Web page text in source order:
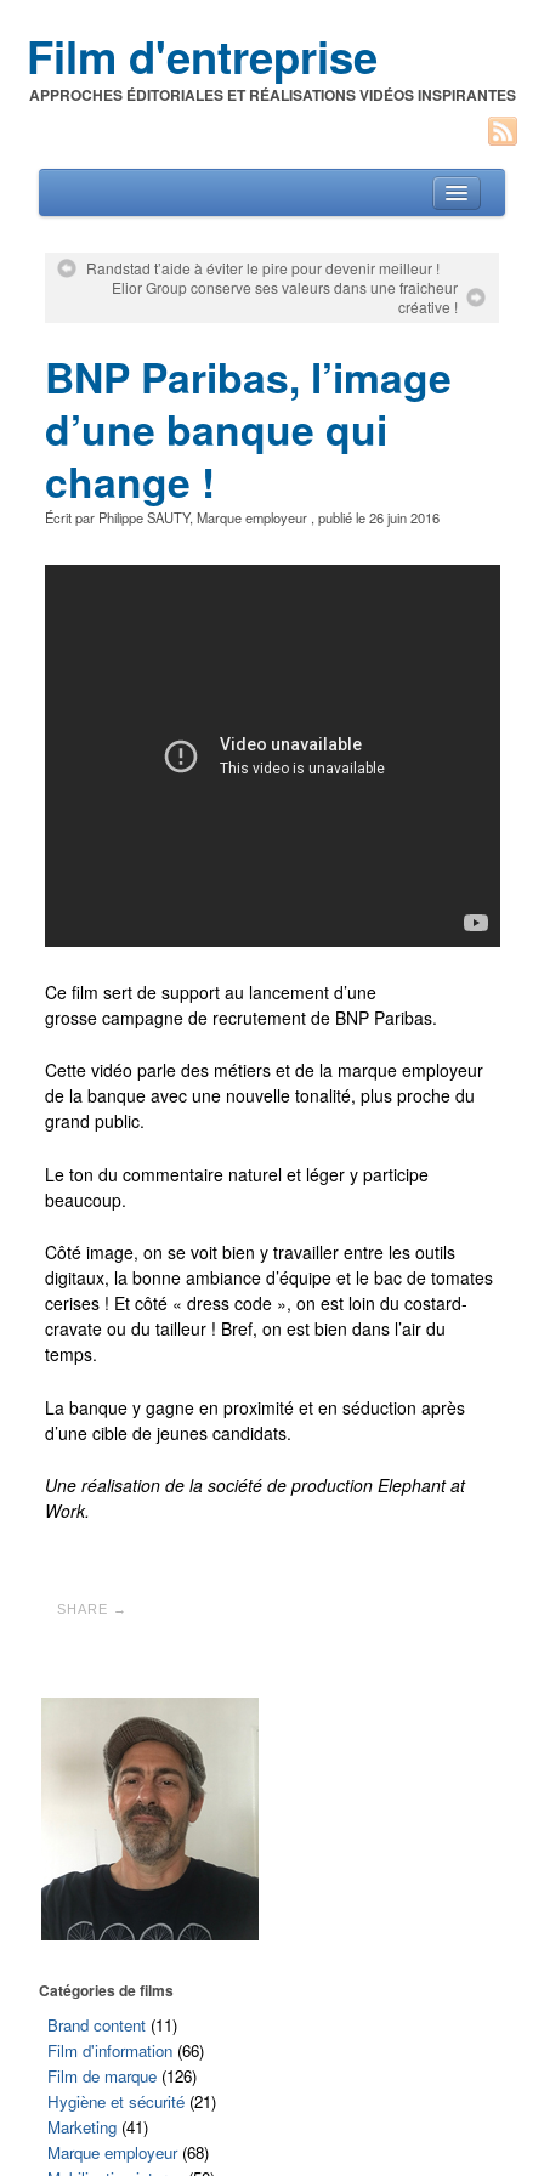
Film d'entreprise
APPROCHES ÉDITORIALES ET RÉALISATIONS VIDÉOS INSPIRANTES
Festivals du film corporate
Randstad t’aide à éviter le pire pour devenir meilleur !
Elior Group conserve ses valeurs dans une fraicheur
créative !
BNP Paribas, l’image
d’une banque qui
change !
Écrit par Philippe SAUTY, Marque employeur, publié le26 juin 2016
Ce film sert de support au lancement d’une
grosse campagne de recrutement de BNP Paribas.
Cette vidéo parle des métiers et de la marque employeur
de la banque avec une nouvelle tonalité, plus proche du
grand public.
Le ton du commentaire naturel et léger y participe
beaucoup.
Côté image, on se voit bien y travailler entre les outils
digitaux, la bonne ambiance d’équipe et le bac de tomates
cerises ! Et côté « dress code », on est loin du costard-
cravate ou du tailleur ! Bref, on est bien dans l’air du
temps.
La banque y gagne en proximité et en séduction après
d’une cible de jeunes candidats.
Une réalisation de la société de production Elephant at
Work.
SHARE →
Catégories de films
Brand content (11)
Film d'information (66)
Film de marque (126)
Hygiène et sécurité (21)
Marketing (41)
Marque employeur(68)